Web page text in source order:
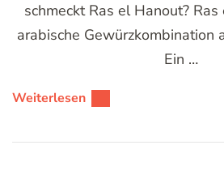
schmeckt Ras el Hanout?
arabische Gewürzkombination
Ein …
Weiterlesen